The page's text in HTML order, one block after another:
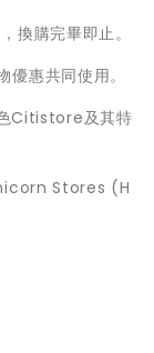
換購完畢即止。
惠共同使用。
Citistore及其特
Stores (H